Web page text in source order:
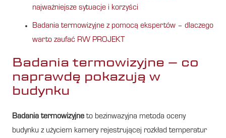
najważniejsze sytuacje i korzyści
Badania termowizyjne z pomocą ekspertów – dlaczego
warto zaufać RW PROJEKT
Badania termowizyjne – co
naprawdę pokazują w
budynku
Badania termowizyjne to bezinwazyjna metoda oceny
budynku z użyciem kamery rejestrującej rozkład temperatur